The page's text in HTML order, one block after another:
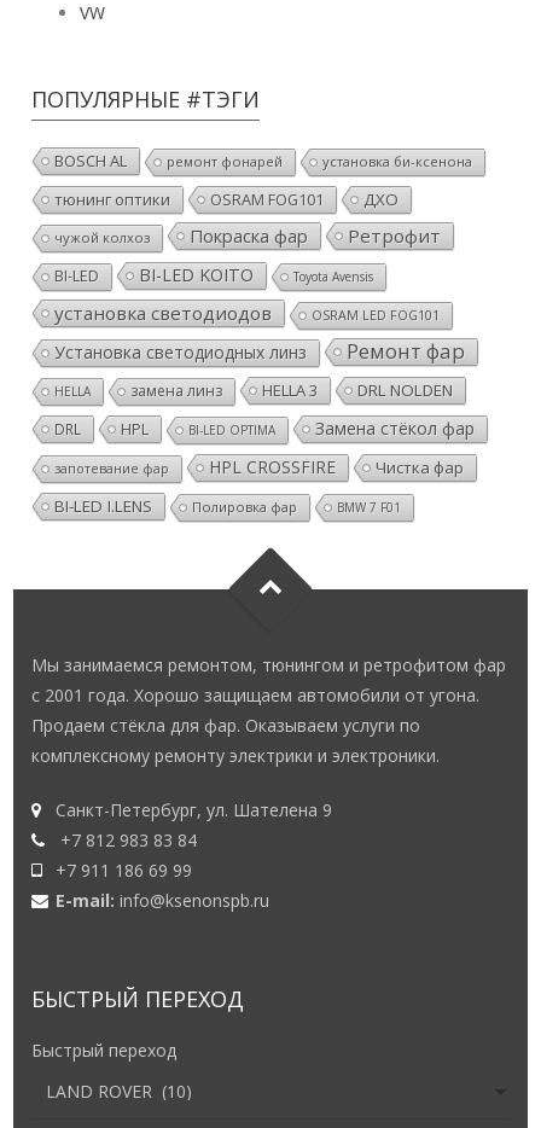
VW
ПОПУЛЯРНЫЕ #ТЭГИ
BOSCH AL ремонт фонарей установка би-ксенона
тюнинг оптики OSRAM FOG101 ДХО
чужой колхоз Покраска фар Ретрофит
BI-LED BI-LED KOITO Toyota Avensis
установка светодиодов OSRAM LED FOG101
Установка светодиодных линз Ремонт фар
HELLA замена линз HELLA 3 DRL NOLDEN
DRL HPL BI-LED OPTIMA Замена стёкол фар
запотевание фар HPL CROSSFIRE
Чистка фар
BI-LED I.LENS
Полировка фар BMW 7 F01
Мы занимаемся ремонтом, тюнингом и ретрофитом фар
с 2001 года. Хорошо защищаем автомобили от угона.
Продаем стёкла для фар. Оказываем услуги по
комплексному ремонту электрики и электроники.
Санкт-Петербург, ул. Шателена 9
+7 812 983 83 84
+7 911 186 69 99
E-mail:info@ksenonspb.ru
БЫСТРЫЙ ПЕРЕХОД
Быстрый переход